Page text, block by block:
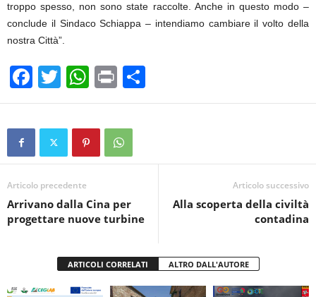
troppo spesso, non sono state raccolte. Anche in questo modo –
conclude il Sindaco Schiappa – intendiamo cambiare il volto della
nostra Città”.
F
a
c
b
o
o
T
wi
tt
W
h
at
s
A
p
Pr
in
t
o
vi
Articolo precedente
Arrivano dalla Cina per
progettare nuove turbine
Articolo successivo
Alla scoperta della civiltà
contadina
ARTICOLI CORRELATI ALTRO DALL'AUTORE